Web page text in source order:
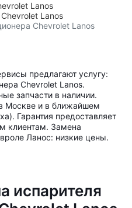
Lanos
Lanos
Chevrolet Lanos
предлагают услугу:
Chevrolet Lanos.
запчасти в наличии.
Москве и в ближайшем
Гарантия предоставляет
клиентам. Замена
Ланос: низкие цены.
испарителя